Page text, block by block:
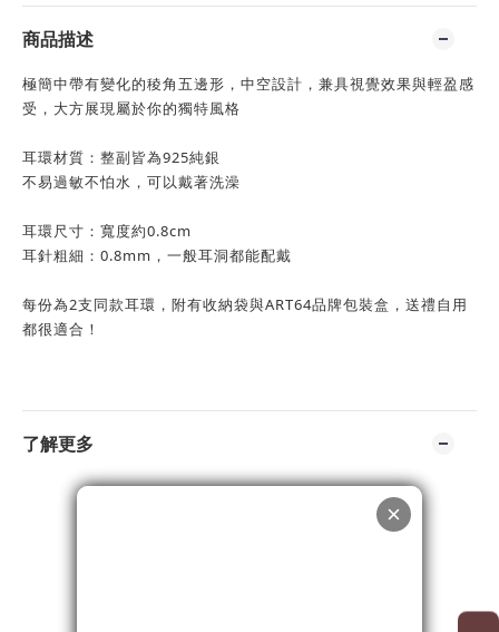
商品描述
極簡中帶有變化的稜角五邊形，中空設計，兼具視覺效果與輕盈感
受，大方展現屬於你的獨特風格
耳環材質：整副皆為925純銀
不易過敏不怕水，可以戴著洗澡
耳環尺寸：寬度約0.8cm
耳針粗細：0.8mm，一般耳洞都能配戴
每份為2支同款耳環，附有收納袋與ART64品牌包裝盒，送禮自用
都很適合！
了解更多